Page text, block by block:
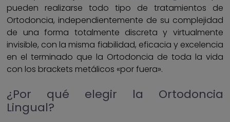
pueden realizarse todo tipo de tratamientos de
Ortodoncia, independientemente de su complejidad
de una forma totalmente discreta y virtualmente
invisible, con la misma fiabilidad, eficacia y excelencia
en el terminado que la Ortodoncia de toda la vida
con los brackets metálicos «por fuera».
¿Por qué elegir la Ortodoncia
Lingual?